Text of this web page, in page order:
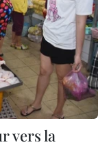
vers la